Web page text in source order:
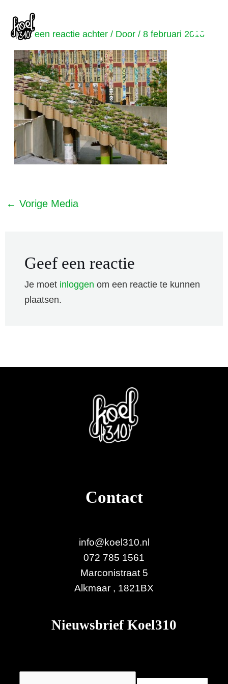
naar
inhoud
Laat een reactie achter / Door / 8 februari 2016
navigatie
← Vorige Media
Geef een reactie
Je moet inloggen om een reactie te kunnen
plaatsen.
Contact
info@koel310.nl
072 785 1561
Marconistraat 5
Alkmaar , 1821BX
Nieuwsbrief Koel310